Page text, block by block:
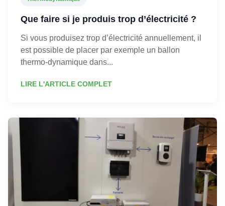
Que faire si je produis trop d’électricité ?
Si vous produisez trop d’électricité annuellement, il
est possible de placer par exemple un ballon
thermo-dynamique dans...
LIRE L'ARTICLE COMPLET